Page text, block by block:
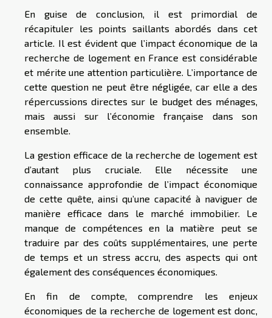
En guise de conclusion, il est primordial de
récapituler les points saillants abordés dans cet
article. Il est évident que l’impact économique de la
recherche de logement en France est considérable
et mérite une attention particulière. L’importance de
cette question ne peut être négligée, car elle a des
répercussions directes sur le budget des ménages,
mais aussi sur l’économie française dans son
ensemble.
La gestion efficace de la recherche de logement est
d’autant plus cruciale. Elle nécessite une
connaissance approfondie de l’impact économique
de cette quête, ainsi qu’une capacité à naviguer de
manière efficace dans le marché immobilier. Le
manque de compétences en la matière peut se
traduire par des coûts supplémentaires, une perte
de temps et un stress accru, des aspects qui ont
également des conséquences économiques.
En fin de compte, comprendre les enjeux
économiques de la recherche de logement est donc,